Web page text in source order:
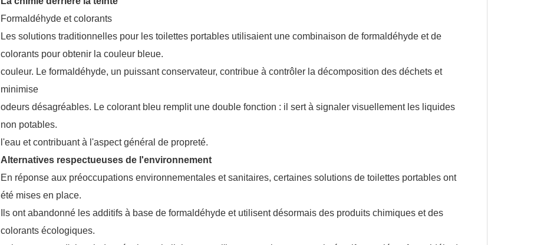
Formaldéhyde et colorants
Les solutions traditionnelles pour les toilettes portables utilisaient une combinaison de formaldéhyde et de
colorants pour obtenir la couleur bleue.
couleur. Le formaldéhyde, un puissant conservateur, contribue à contrôler la décomposition des déchets et
minimise
odeurs désagréables. Le colorant bleu remplit une double fonction : il sert à signaler visuellement les liquides
non potables.
l'eau et contribuant à l'aspect général de propreté.
Alternatives respectueuses de l'environnement
En réponse aux préoccupations environnementales et sanitaires, certaines solutions de toilettes portables ont
été mises en place.
Ils ont abandonné les additifs à base de formaldéhyde et utilisent désormais des produits chimiques et des
colorants écologiques.